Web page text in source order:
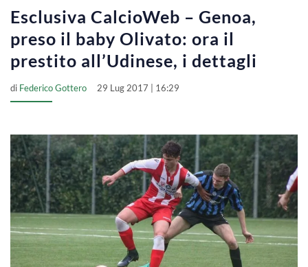
Esclusiva CalcioWeb – Genoa,
preso il baby Olivato: ora il
prestito all’Udinese, i dettagli
di Federico Gottero 29 Lug 2017 | 16:29